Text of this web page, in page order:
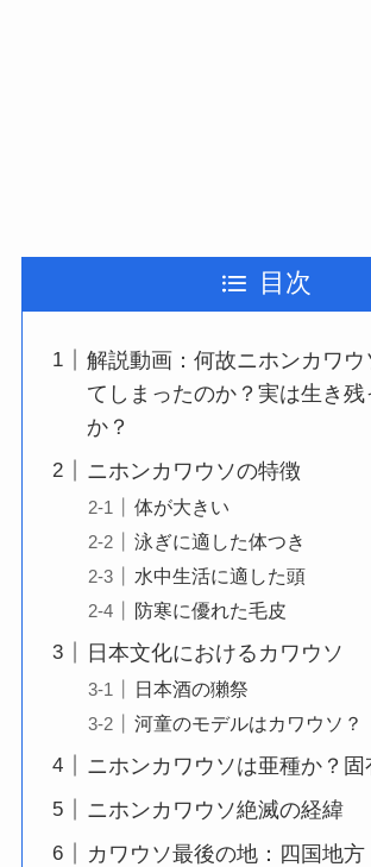
目次
解説動画：何故ニホンカワウ
てしまったのか？実は生き
か？
ニホンカワウソの特徴
体が大きい
泳ぎに適した体つき
水中生活に適した頭
防寒に優れた毛皮
日本文化におけるカワウソ
日本酒の獺祭
河童のモデルはカワウソ？
ニホンカワウソは亜種か？固
ニホンカワウソ絶滅の経緯
カワウソ最後の地：四国地方